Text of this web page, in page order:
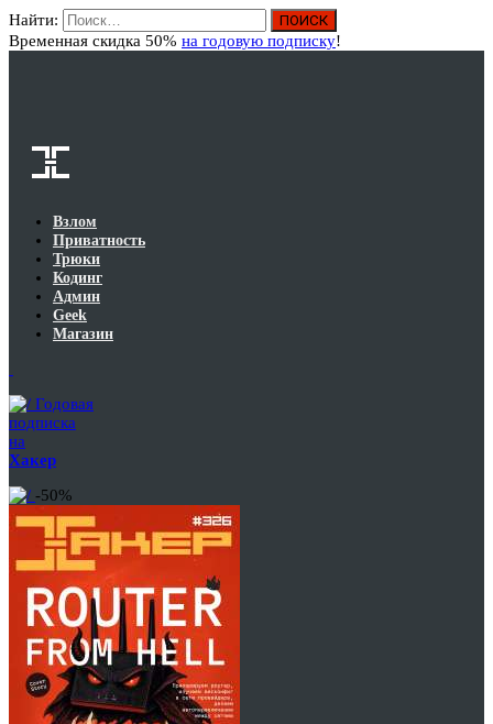
Найти:
Временная скидка 50% на годовую подписку!
Взлом
Приватность
Трюки
Кодинг
Админ
Geek
Магазин
Годовая
подписка
на
Хакер
-50%